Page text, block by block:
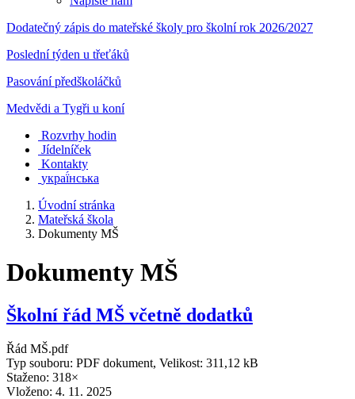
Dodatečný zápis do mateřské školy pro školní rok 2026/2027
Poslední týden u třeťáků
Pasování předškoláčků
Medvědi a Tygři u koní
Rozvrhy hodin
Jídelníček
Kontakty
украї́нська
Úvodní stránka
Mateřská škola
Dokumenty MŠ
Dokumenty MŠ
Školní řád MŠ včetně dodatků
Řád MŠ.pdf
Typ souboru: PDF dokument, Velikost: 311,12 kB
Staženo: 318×
Vloženo: 4. 11. 2025